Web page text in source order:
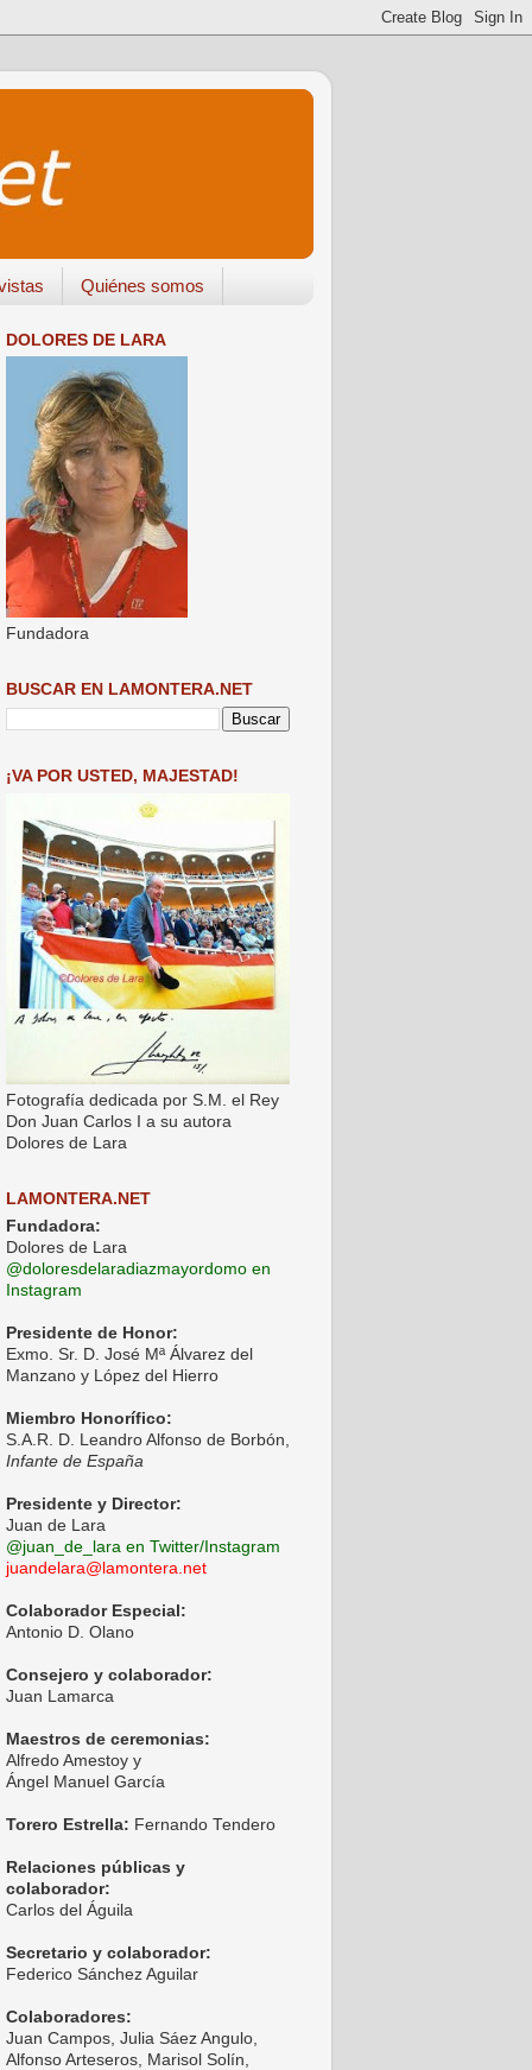
Quiénes somos
DOLORES DE LARA
Fundadora
BUSCAR EN LAMONTERA.NET
¡VA POR USTED, MAJESTAD!
Fotografía dedicada por S.M. el Rey
Don Juan Carlos I a su autora
Dolores de Lara
LAMONTERA.NET
Fundadora:
Dolores de Lara
@doloresdelaradiazmayordomo en
Instagram
Presidente de Honor:
Exmo. Sr. D. José Mª Álvarez del
Manzano y López del Hierro
Miembro Honorífico:
S.A.R. D. Leandro Alfonso de Borbón,
Infante de España
Presidente y Director:
Juan de Lara
@juan_de_lara en Twitter/Instagram
juandelara@lamontera.net
Colaborador Especial:
Antonio D. Olano
Consejero y colaborador:
Juan Lamarca
Maestros de ceremonias:
Alfredo Amestoy y
Ángel Manuel García
Torero Estrella: Fernando Tendero
Relaciones públicas y
colaborador:
Carlos del Águila
Secretario y colaborador:
Federico Sánchez Aguilar
Colaboradores:
Juan Campos, Julia Sáez Angulo,
Alfonso Arteseros, Marisol Solín,